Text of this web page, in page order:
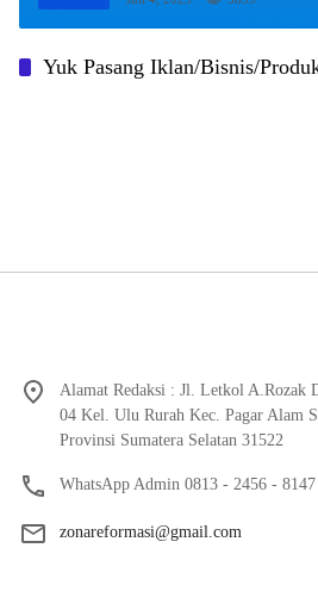
Yuk Pasang Iklan/Bisnis/
Alamat Redaksi : Jl. Letkol A.Rozak
04 Kel. Ulu Rurah Kec. Pagar Alam
Provinsi Sumatera Selatan 31522
WhatsApp Admin 0813 - 2456 - 8147
zonareformasi@gmail.com